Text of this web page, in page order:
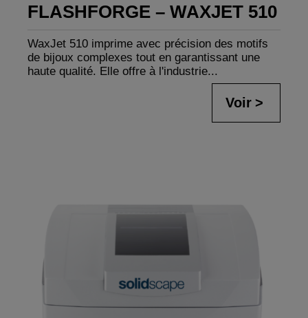
FLASHFORGE – WAXJET 510
WaxJet 510 imprime avec précision des motifs
de bijoux complexes tout en garantissant une
haute qualité. Elle offre à l'industrie...
Voir